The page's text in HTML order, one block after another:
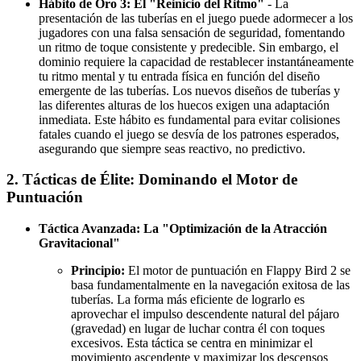
Hábito de Oro 3: El "Reinicio del Ritmo" - La
presentación de las tuberías en el juego puede adormecer a los
jugadores con una falsa sensación de seguridad, fomentando
un ritmo de toque consistente y predecible. Sin embargo, el
dominio requiere la capacidad de restablecer instantáneamente
tu ritmo mental y tu entrada física en función del diseño
emergente de las tuberías. Los nuevos diseños de tuberías y
las diferentes alturas de los huecos exigen una adaptación
inmediata. Este hábito es fundamental para evitar colisiones
fatales cuando el juego se desvía de los patrones esperados,
asegurando que siempre seas reactivo, no predictivo.
2. Tácticas de Élite: Dominando el Motor de
Puntuación
Táctica Avanzada: La "Optimización de la Atracción
Gravitacional"
Principio: El motor de puntuación en Flappy Bird 2 se
basa fundamentalmente en la navegación exitosa de las
tuberías. La forma más eficiente de lograrlo es
aprovechar el impulso descendente natural del pájaro
(gravedad) en lugar de luchar contra él con toques
excesivos. Esta táctica se centra en minimizar el
movimiento ascendente y maximizar los descensos